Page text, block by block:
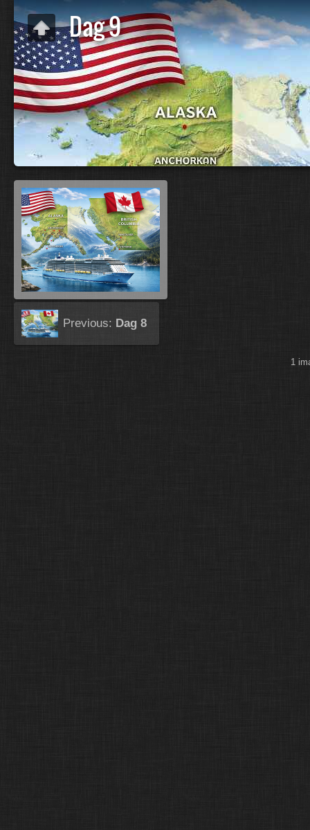
Dag 9
Previous: Dag 8
1